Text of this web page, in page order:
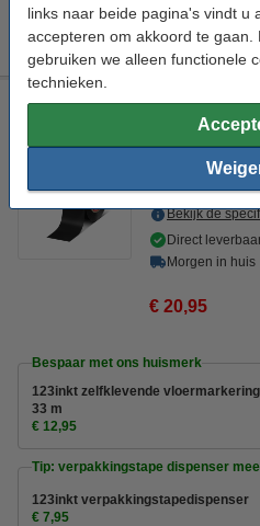
links naar beide pagina's vindt u
accepteren om akkoord te gaan.
gebruiken we alleen functionele
technieken.
€ 20,95
Tesa Professional zelfklevende
50 mm x 33 m
Bekijk de
Direct
Morgen in huis
€ 20,95
Bespaar met ons huismerk
123inkt zelfklevende
33 m
€ 12,95
Tip: verpakkingstape dispenser
123inkt verpakkingstapedispenser
€ 7,95